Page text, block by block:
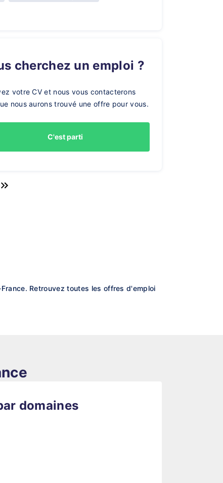
cherchez un emploi ?
votre CV et nous vous contacterons
nous aurons trouvé une offre pour vous.
C'est parti
Retrouvez toutes les offres d'emploi
domaines